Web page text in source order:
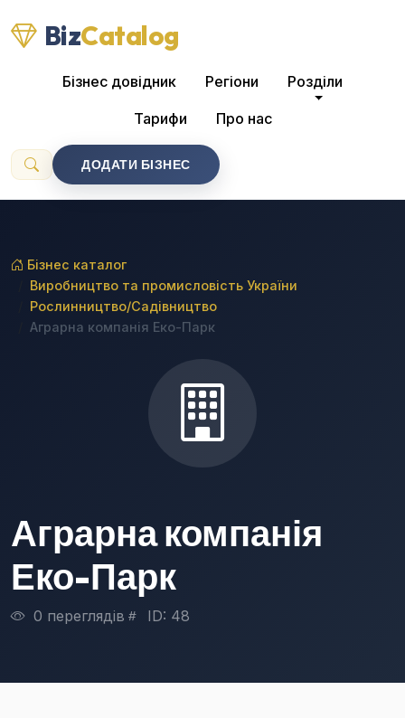
BizCatalog
Бізнес довідник Регіони Розділи
Тарифи Про нас
ДОДАТИ БІЗНЕС
Бізнес каталог
Виробництво та промисловість України
Рослинництво/Садівництво
Аграрна компанія Еко-Парк
Аграрна компанія
Еко-Парк
0 переглядів ID: 48